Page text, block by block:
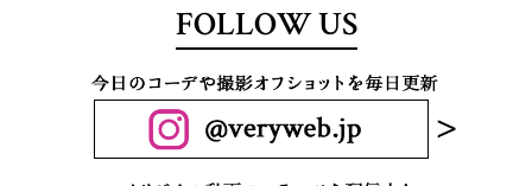
FOLLOW US